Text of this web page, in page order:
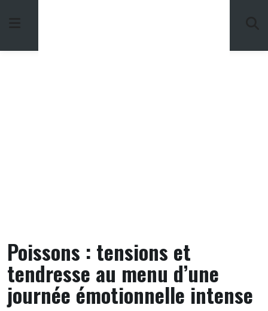
Poissons : tensions et
tendresse au menu d’une
journée émotionnelle intense